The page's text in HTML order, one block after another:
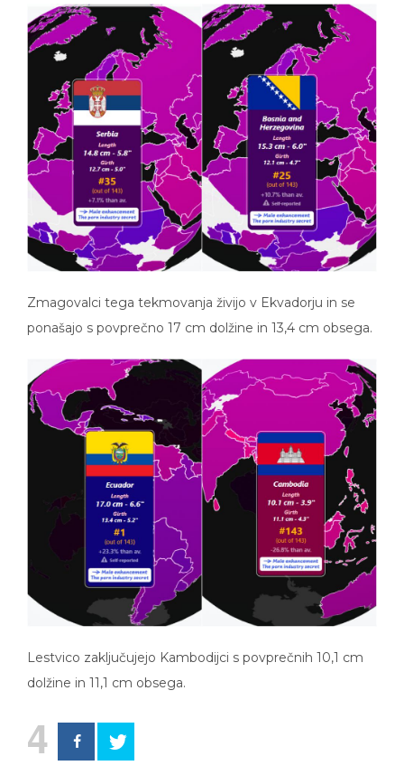
Zmagovalci tega tekmovanja živijo v Ekvadorju in se
ponašajo s povprečno 17 cm dolžine in 13,4 cm obsega.
Lestvico zaključujejo Kambodijci s povprečnih 10,1 cm
dolžine in 11,1 cm obsega.
4